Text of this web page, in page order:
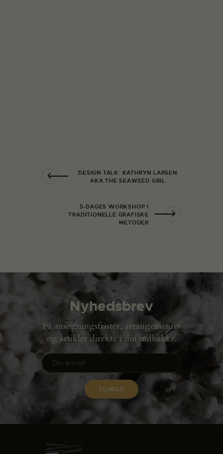
DESIGN TALK: KATHRYN LARSEN
AKA THE SEAWEED GIRL
5-DAGES WORKSHOP I
TRADITIONELLE GRAFISKE
METODER
Nyhedsbrev
Få ansøgningsfrister, arrangementer
og artikler direkte i din indbakke.